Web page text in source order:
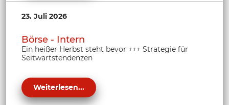
23. Juli 2026
Börse - Intern
Ein heißer Herbst steht bevor +++ Strategie für
Seitwärtstendenzen
Weiterlesen...